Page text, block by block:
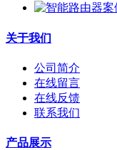
关于我们
公司简介
在线留言
在线反馈
联系我们
产品展示